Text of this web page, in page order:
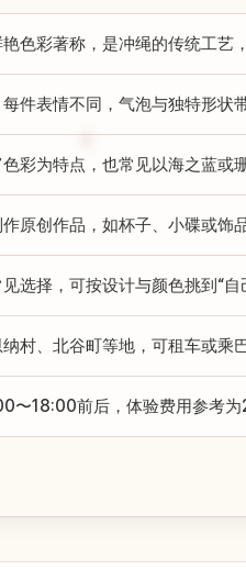
色彩著称，是冲绳的传统工艺
件表情不同，气泡与独特形状
彩为特点，也常见以海之蓝或
原创作品，如杯子、小碟或饰品
选择，可按设计与颜色挑到“自
村、北谷町等地，可租车或乘
〜18:00前后，体验费用参考